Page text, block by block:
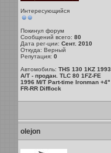
Интересующийся
Покинул форум
Сообщений всего: 80
Дата рег-ции: Сент. 2010
Откуда: Верный
Репутация: 0
Автомобиль: THS 130 1KZ 1993
A/T - продан. TLC 80 1FZ-FE
1996 M/T Part-time Ironman +4"
FR-RR Difflock
olejon